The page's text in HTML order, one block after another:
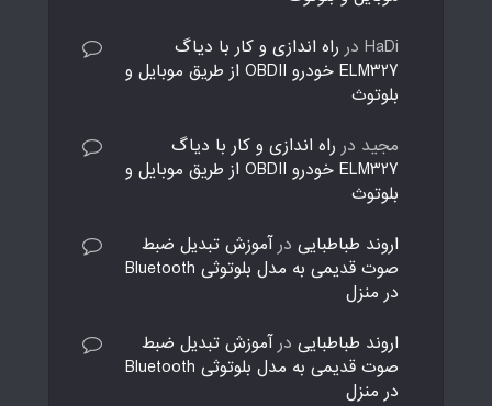
HaDi در راه اندازی و کار با دیاگ
ELM327 خودرو OBDII از طریق موبایل و
بلوتوث
مجید در راه اندازی و کار با دیاگ
ELM327 خودرو OBDII از طریق موبایل و
بلوتوث
اروند طباطبایی درآموزش تبدیل ضبط
صوت قدیمی به مدل بلوتوثی Bluetooth
در منزل
اروند طباطبایی درآموزش تبدیل ضبط
صوت قدیمی به مدل بلوتوثی Bluetooth
در منزل